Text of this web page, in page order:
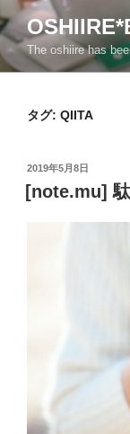
ン
テ
ン
The oshiire has
タグ: QIITA
投
稿
日:
2019年5月8日
[note.mu]